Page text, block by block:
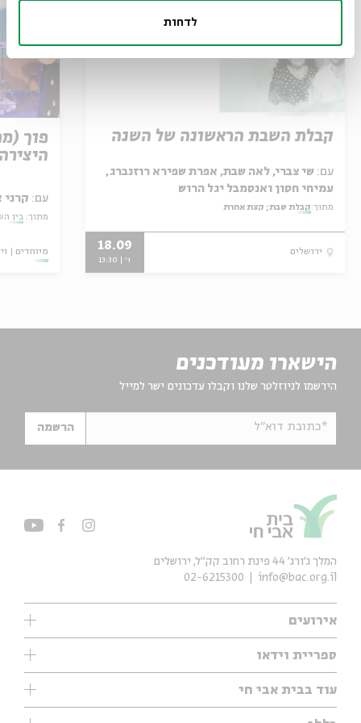
לדחות
קבלת השבת הראשונה של השנה
עם: שי צברי, לאה שבת, אפרת שפירא רוזנברג,
עמיחי חסון ואנסמבל יגל הרוש
מתוך: קבלת שבת; קצת אחרת
ירושלים 18.09
ו' | 13:30
פוך
עם: קרני
מתוך: בין
מיוחדים
הישארו מעודכנים
הירשמו לניוזלטר שלנו וקבלו עדכונים ישר למייל
*כתובת דוא"ל הרשמה
אירועים
עיון
אנגלית
ספריית וידאו
ילדים
מוזיקה
עיון
עוד בבית אבי חי
תערוכות
המלך ג'ורג' 44 פינת רחוב קק״ל, ירושלים
info@bac.org.il
02-6215300